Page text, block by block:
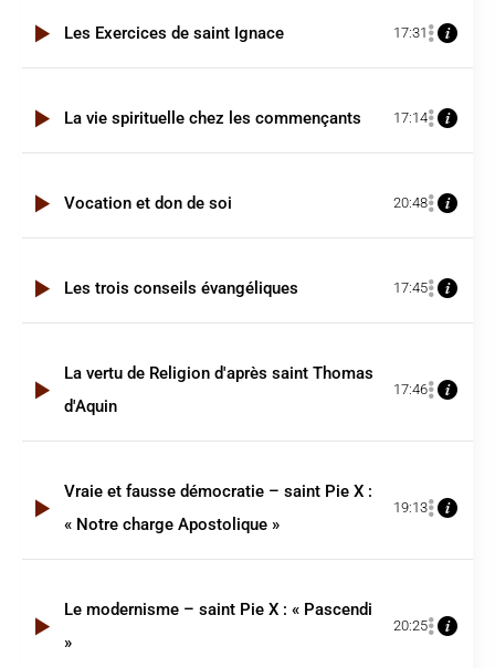
Les Exercices de saint Ignace 17:31
La vie spirituelle chez les commençants 17:14
Vocation et don de soi 20:48
Les trois conseils évangéliques 17:45
La vertu de Religion d'après saint Thomas
d'Aquin
17:46
Vraie et fausse démocratie – saint Pie X :
« Notre charge Apostolique »
19:13
Le modernisme – saint Pie X : « Pascendi
»
20:25